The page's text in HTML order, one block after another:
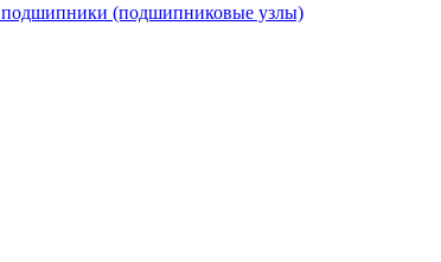
(подшипниковые узлы)